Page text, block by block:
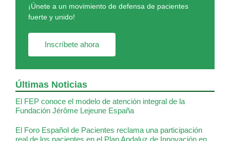
¡Únete a un movimiento de defensa de pacientes
fuerte y unido!
Inscríbete ahora
Últimas Noticias
El FEP conoce el modelo de atención integral de la
Fundación Jérôme Lejeune España
El Foro Español de Pacientes reclama una participación
real de los pacientes en el Plan Andaluz de Innovación en